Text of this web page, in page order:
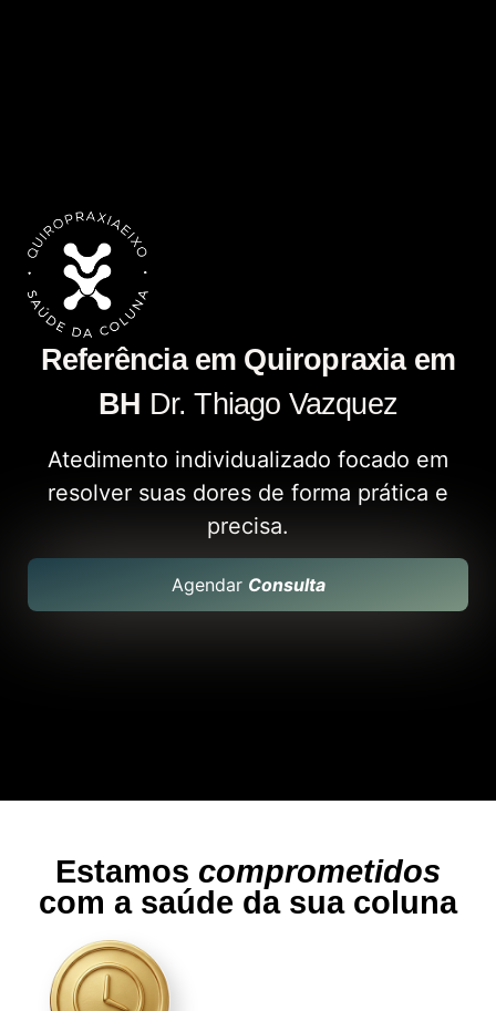
Referência em Quiropraxia em
BH Dr. Thiago Vazquez
Atedimento individualizado focado em
resolver suas dores de forma prática e
precisa.
Agendar Consulta
Estamos comprometidos
com a saúde da sua coluna